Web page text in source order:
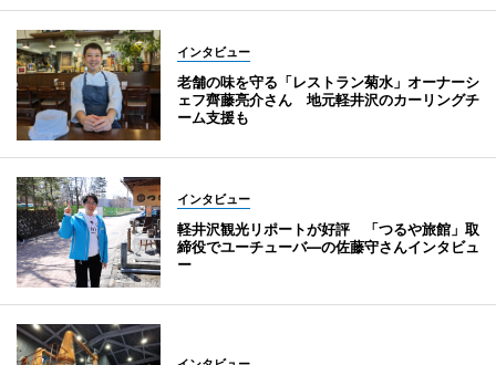
インタビュー
老舗の味を守る「レストラン菊水」オーナーシ
ェフ齊藤亮介さん 地元軽井沢のカーリングチ
ーム支援も
インタビュー
軽井沢観光リポートが好評 「つるや旅館」取
締役でユーチューバ―の佐藤守さんインタビュ
ー